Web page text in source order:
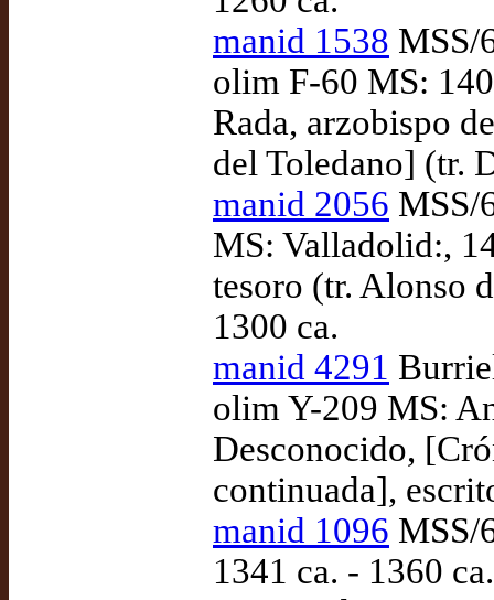
manid 1538 MSS/
olim F-60 MS:
Rada, arzobispo
del Toledano] (tr.
manid 2056 MSS/
MS: Valladolid:,
tesoro (tr. Alonso
1300 ca.
manid 4291
olim Y-209 MS:
Desconocido,
continuada],
manid 1096 MSS/
1341 ca. - 1360